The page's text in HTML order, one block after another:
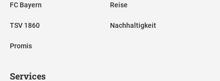
FC Bayern
TSV 1860
Promis
Reise
Nachhaltigkeit
Services